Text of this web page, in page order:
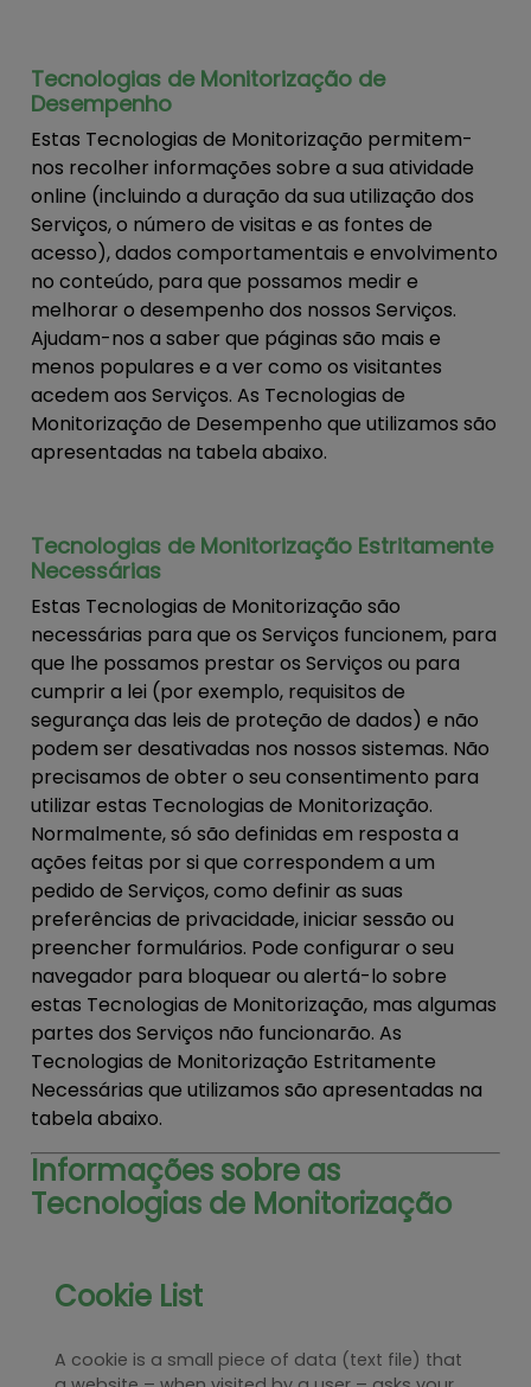
Tecnologias de Monitorização de
Desempenho
Estas Tecnologias de Monitorização permitem-
nos recolher informações sobre a sua atividade
online (incluindo a duração da sua utilização dos
Serviços, o número de visitas e as fontes de
acesso), dados comportamentais e envolvimento
no conteúdo, para que possamos medir e
melhorar o desempenho dos nossos Serviços.
Ajudam-nos a saber que páginas são mais e
menos populares e a ver como os visitantes
acedem aos Serviços. As Tecnologias de
Monitorização de Desempenho que utilizamos são
apresentadas na tabela abaixo.
Tecnologias de Monitorização Estritamente
Necessárias
Estas Tecnologias de Monitorização são
necessárias para que os Serviços funcionem, para
que lhe possamos prestar os Serviços ou para
cumprir a lei (por exemplo, requisitos de
segurança das leis de proteção de dados) e não
podem ser desativadas nos nossos sistemas. Não
precisamos de obter o seu consentimento para
utilizar estas Tecnologias de Monitorização.
Normalmente, só são definidas em resposta a
ações feitas por si que correspondem a um
pedido de Serviços, como definir as suas
preferências de privacidade, iniciar sessão ou
preencher formulários. Pode configurar o seu
navegador para bloquear ou alertá-lo sobre
estas Tecnologias de Monitorização, mas algumas
partes dos Serviços não funcionarão. As
Tecnologias de Monitorização Estritamente
Necessárias que utilizamos são apresentadas na
tabela abaixo.
Informações sobre as
Tecnologias de Monitorização
Cookie List
A cookie is a small piece of data (text file) that